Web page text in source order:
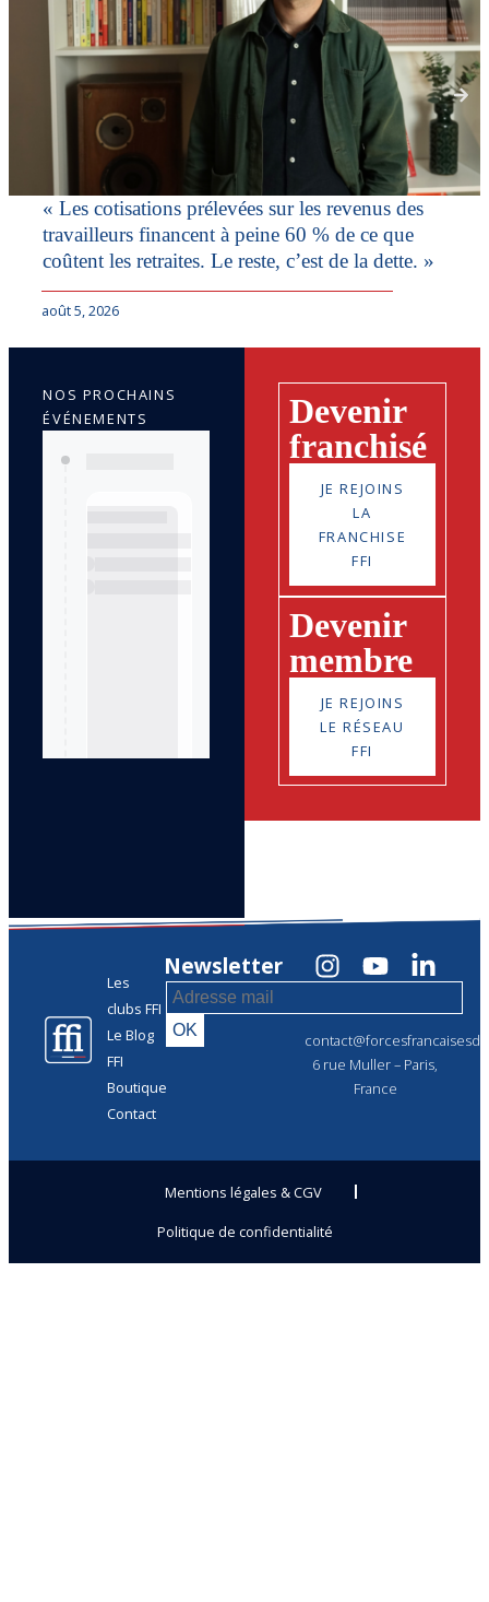
« Les cotisations prélevées sur les revenus des
travailleurs financent à peine 60 % de ce que
coûtent les retraites. Le reste, c’est de la dette. »
août 5, 2026
Devenir
franchisé
JE REJOINS
LA
FRANCHISE
FFI
Devenir
membre
JE REJOINS
LE RÉSEAU
FFI
NOS PROCHAINS
ÉVÉNEMENTS
Les
clubs FFI
Le Blog
FFI
Boutique
Contact
6 rue Muller – Paris,
France
Newsletter
Mentions légales & CGV
Politique de confidentialité